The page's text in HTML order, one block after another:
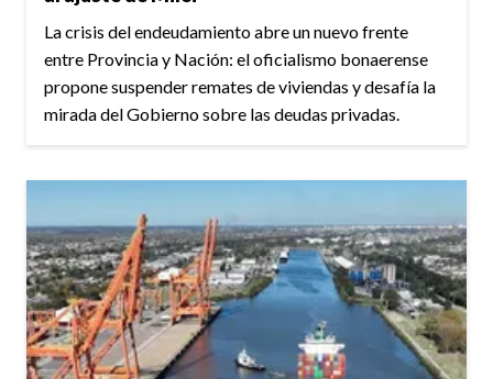
La crisis del endeudamiento abre un nuevo frente
entre Provincia y Nación: el oficialismo bonaerense
propone suspender remates de viviendas y desafía la
mirada del Gobierno sobre las deudas privadas.